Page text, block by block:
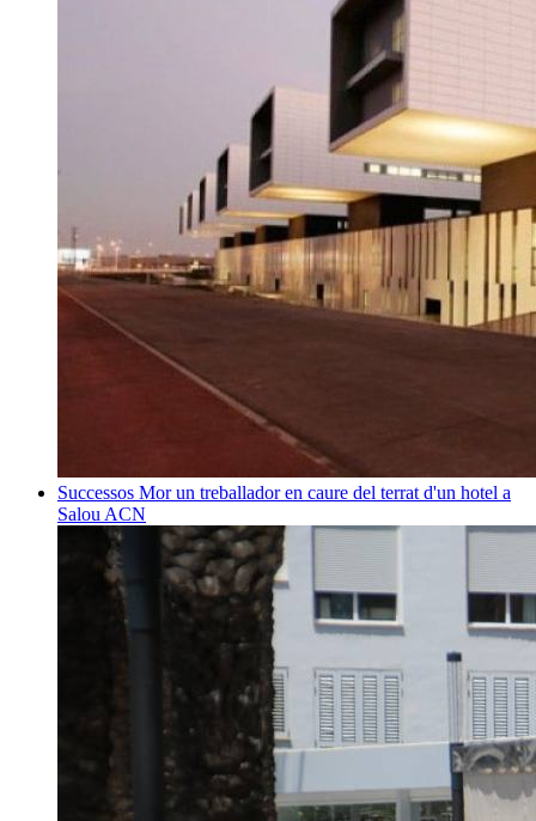
Successos Mor un treballador en caure del terrat d'un hotel a
Salou ACN